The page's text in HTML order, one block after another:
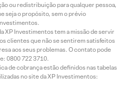
ou redistribuição para qualquer pessoa,
seja o propósito, sem o prévio
XP Investimentos tem a missão de servir
clientes que não se sentirem satisfeitos
aos seus problemas. O contato pode
0800 722 3710.
de cobrança estão definidos nas tabelas
no site da XP Investimentos: